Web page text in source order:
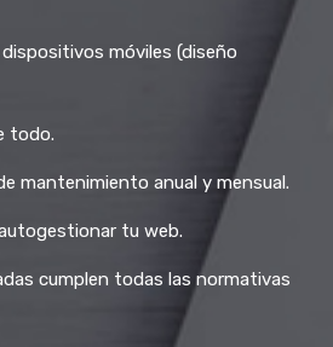
móviles (diseño
todo.
mantenimiento anual y mensual.
tu web.
cumplen todas las normativas